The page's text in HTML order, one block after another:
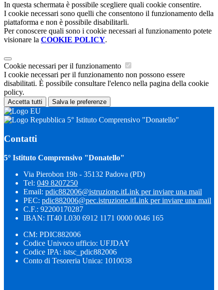
In questa schermata è possibile scegliere quali cookie consentire.
I cookie necessari sono quelli che consentono il funzionamento della
piattaforma e non è possibile disabilitarli.
Per conoscere quali sono i cookie necessari al funzionamento potete
visionare la COOKIE POLICY.
Cookie necessari per il funzionamento
I cookie necessari per il funzionamento non possono essere
disabilitati. È possibile consultare l'elenco nella pagina della cookie
policy.
Accetta tutti Salva le preferenze
5° Istituto Comprensivo "Donatello"
Contatti
5° Istituto Comprensivo "Donatello"
Via Pierobon 19b - 35132 Padova (PD)
Tel: 049 8207250
Email: pdic882006@istruzione.itLink per inviare una mail
PEC: pdic882006@pec.istruzione.itLink per inviare una mail
C.F.: 92200170287
IBAN: IT40 L030 6912 1171 0000 0046 165
CM: PDIC882006
Codice Univoco ufficio: UFJDAY
Codice IPA: istsc_pdic882006
Conto di Tesoreria Unica: 1010038